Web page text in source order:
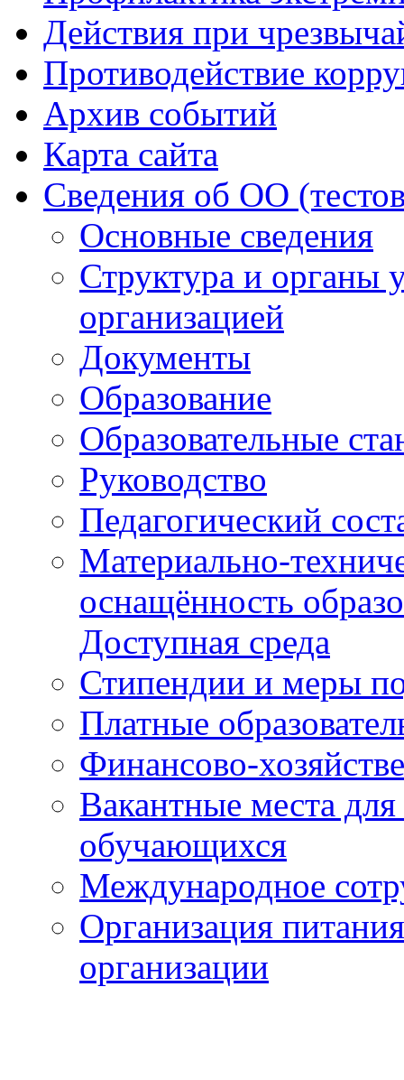
Действия при
Противодействие
Архив событий
Карта сайта
Сведения об ОО
Основные сведения
Структура и органы
организацией
Документы
Образование
Образовательные
Руководство
Педагогический
Материально-
оснащённость
Доступная среда
Стипендии и меры
Платные
Финансово-
Вакантные места
обучающихся
Международное
Организация
организации